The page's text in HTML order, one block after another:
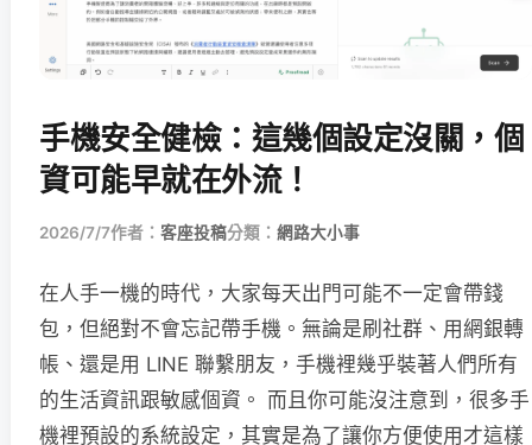
手機安全健檢：這幾個設定沒關，個
資可能早就在外流！
2026/7/7作者： 客座投稿分類： 網路大小事
在人手一機的時代，大家每天出門可能不一定會帶錢
包，但絕對不會忘記帶手機。無論是刷社群、用網銀轉
帳、還是用 LINE 聯繫朋友，手機裡幾乎裝著人們所有
的生活資訊跟敏感個資。 而且你可能沒注意到，很多手
機裡預設的系統設定，其實是為了讓你方便使用才這樣